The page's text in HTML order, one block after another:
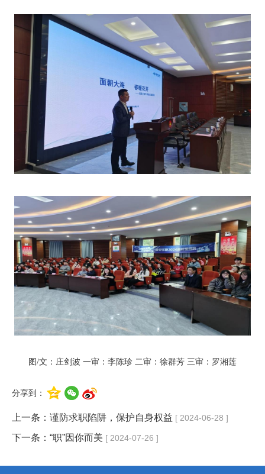
图/文：庄剑波 一审：李陈珍 二审：徐群芳 三审：罗湘莲
分享到：
上一条： 谨防求职陷阱，保护自身权益 [ 2024-06-28 ]
下一条： “职”因你而美 [ 2024-07-26 ]